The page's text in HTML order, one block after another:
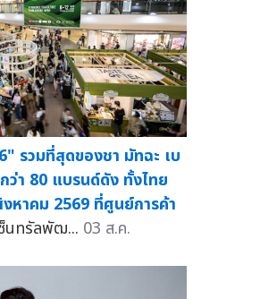
รวมที่สุดของชา มัทฉะ เบ
ว่า 80 แบรนด์ดัง ทั้งไทย
หาคม 2569 ที่ศูนย์การค้า
นทรัลพัฒ... 03 ส.ค.